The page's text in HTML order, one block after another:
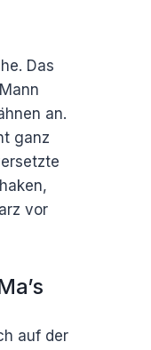
Das
an.
ganz
vor
auf der